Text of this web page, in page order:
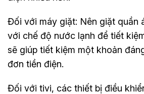
Đối với máy giặt: Nên giặt quần
với chế độ nước lạnh để tiết
sẽ giúp tiết kiệm một khoản
đơn tiền điện.
Đối với tivi, các thiết bị điều